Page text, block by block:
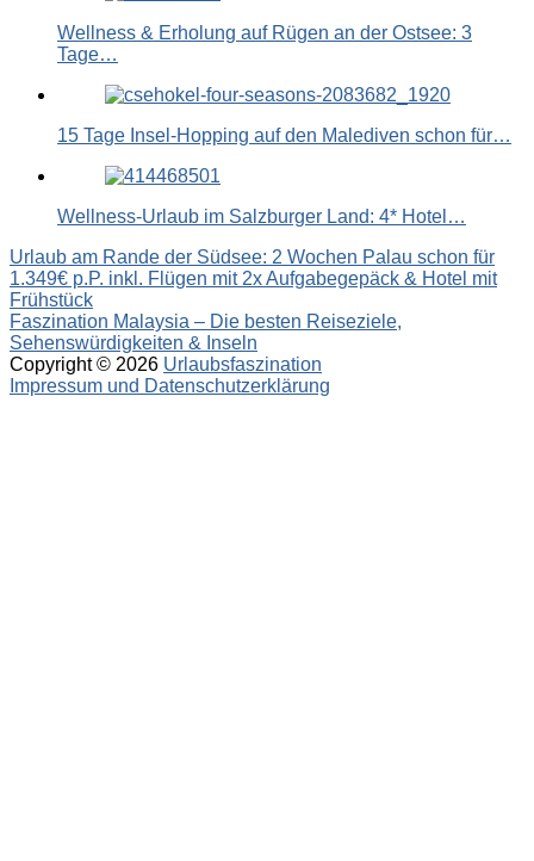
Wellness & Erholung auf Rügen an der Ostsee: 3
Tage…
15 Tage Insel-Hopping auf den Malediven schon für…
Wellness-Urlaub im Salzburger Land: 4* Hotel…
Beitragsnavigation
Urlaub am Rande der Südsee: 2 Wochen Palau schon für
1.349€ p.P. inkl. Flügen mit 2x Aufgabegepäck & Hotel mit
Frühstück
Faszination Malaysia – Die besten Reiseziele,
Sehenswürdigkeiten & Inseln
Copyright © 2026 Urlaubsfaszination
Impressum und Datenschutzerklärung